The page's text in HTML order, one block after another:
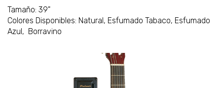
Tamaño: 39"
Colores Disponibles: Natural, Esfumado Tabaco, Esfumado
Azul, Borravino